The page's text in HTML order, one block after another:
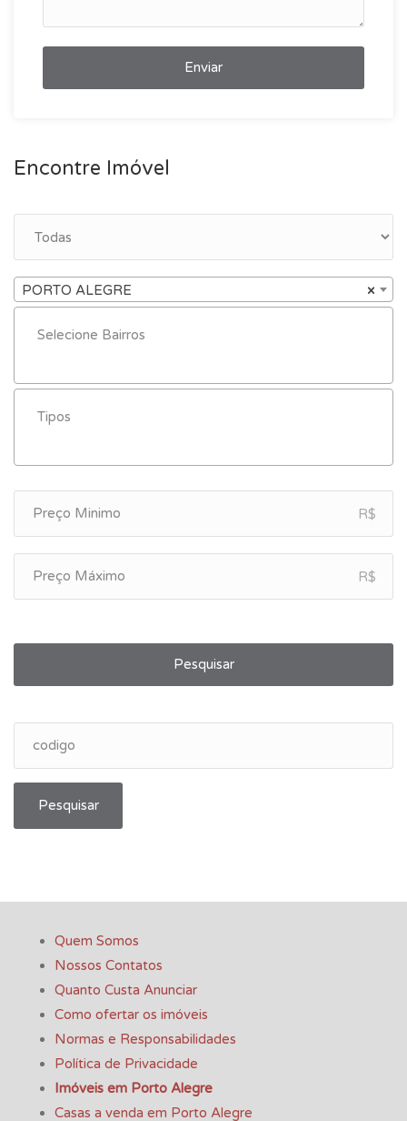
Enviar
Encontre Imóvel
×
PORTO ALEGRE
R$
R$
Pesquisar
Pesquisar
Quem Somos
Nossos Contatos
Quanto Custa Anunciar
Como ofertar os imóveis
Normas e Responsabilidades
Política de Privacidade
Imóveis em Porto Alegre
Casas a venda em Porto Alegre